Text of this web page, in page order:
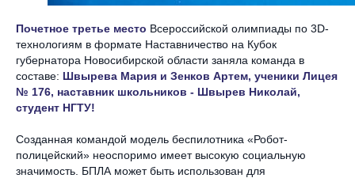
Почетное третье место Всероссийской олимпиады по 3D-
технологиям в формате Наставничество на Кубок
губернатора Новосибирской области заняла команда в
составе: Швырева Мария и Зенков Артем, ученики Лицея
№ 176, наставник школьников - Швырев Николай,
студент НГТУ!
Созданная командой модель беспилотника «Робот-
полицейский» неоспоримо имеет высокую социальную
значимость. БПЛА может быть использован для